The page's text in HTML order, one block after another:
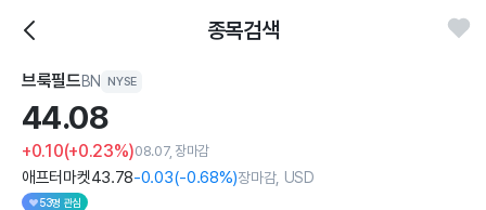
종목검색
브룩필드BN NYSE
44.08
+0.10(+0.23%)08.07, 장마감
애프터마켓43.78-0.03(-0.68%)장마감, USD
53명 관심